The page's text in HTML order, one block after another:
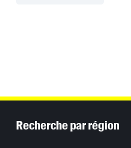
Recherche par région